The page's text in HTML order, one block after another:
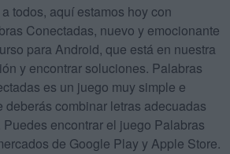
todos, aquí estamos hoy con
Conectadas, nuevo y emocionante
para Android, que está en nuestra
y encontrar soluciones. Palabras
es un juego muy simple e
deberás combinar letras adecuadas
encontrar el juego Palabras
de Google Play y Apple Store.